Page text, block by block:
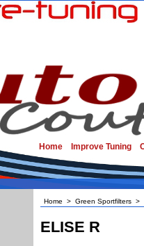
Home Improve Tuning
Home > Green Sportfilters >
ELISE R